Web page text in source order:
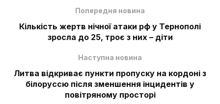
Попередня новина
Кількість жертв нічної атаки рф у Тернополі
зросла до 25, троє з них – діти
Наступна новина
Литва відкриває пункти пропуску на кордоні з
білоруссю після зменшення інцидентів у
повітряному просторі